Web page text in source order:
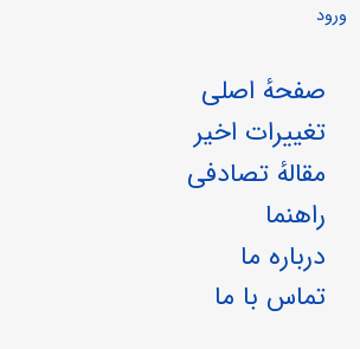
ورود
صفحهٔ اصلی
تغییرات اخیر
مقالهٔ تصادفی
راهنما
درباره ما
تماس با ما